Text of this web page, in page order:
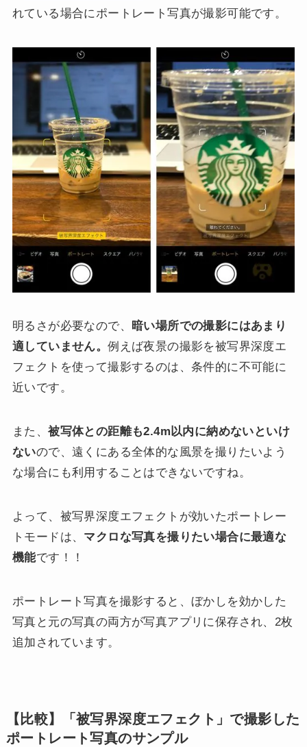
れている場合にポートレート写真が撮影可能です。
明るさが必要なので、 暗い場所での撮影にはあまり
適していません。例えば夜景の撮影を被写界深度エ
フェクトを使って撮影するのは、条件的に不可能に
近いです。
また、被写体との距離も2.4m以内に納めないといけ
ないので、遠くにある全体的な風景を撮りたいよう
な場合にも利用することはできないですね。
よって、被写界深度エフェクトが効いたポートレー
トモードは、 マクロな写真を撮りたい場合に最適な
機能です！！
ポートレート写真を撮影すると、ぼかしを効かした
写真と元の写真の両方が写真アプリに保存され、2枚
追加されています。
【比較】「被写界深度エフェクト」で撮影した
ポートレート写真のサンプル